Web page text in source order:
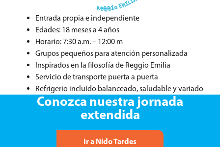
Entrada propia e independiente
Edades: 18 meses a 4 años
Horario: 7:30 a.m. – 12:00 m
Grupos pequeños para atención personalizada
Inspirados en la filosofía de Reggio Emilia
Servicio de transporte puerta a puerta
Refrigerio incluído balanceado, saludable y variado
Conozca nuestra jornada
extendida
Ir a Nido Tardes